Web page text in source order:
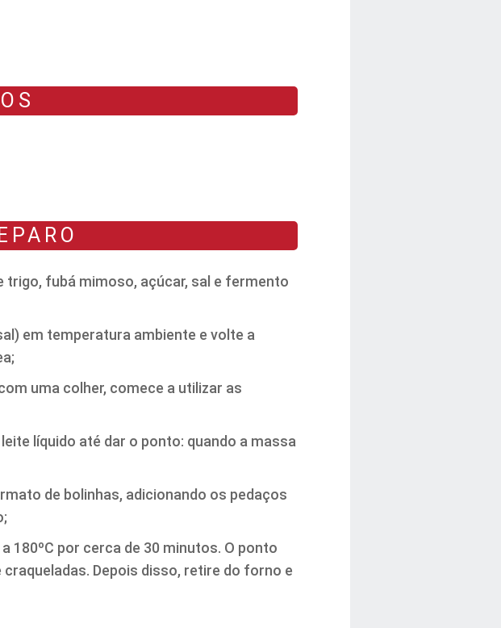
trigo, fubá mimoso, açúcar, sal e fermento
em temperatura ambiente e volte a
uma colher, comece a utilizar as
líquido até dar o ponto: quando a massa
de bolinhas, adicionando os pedaços
180ºC por cerca de 30 minutos. O ponto
Depois disso, retire do forno e